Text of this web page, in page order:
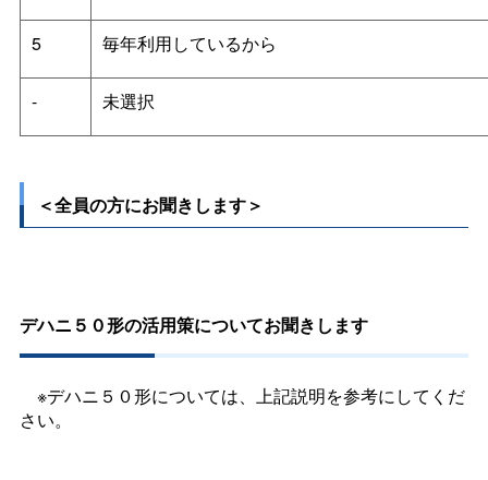
5 毎年利用しているから
- 未選択
＜全員の方にお聞きします＞
デハニ５０形の活用策についてお聞きします
※デハニ５０形については、上記説明を参考にしてくだ
さい。